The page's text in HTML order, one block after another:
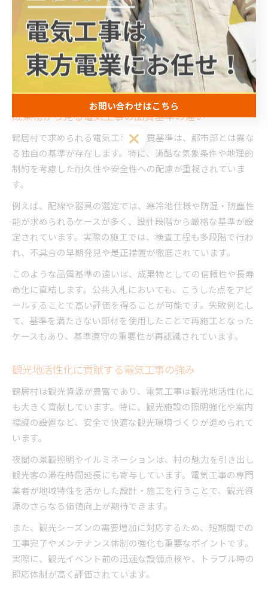
計が徹底されています。
こうした配慮は、鶴居村の自然環境保全と電気工事の両立を
実現し、地域社会からの信頼獲得につながっています。実際
の事例では、工事後の現場復旧や清掃活動を徹底すること
で、住民や観光客にも好印象を与えています。
成果物から見る電気工事の品質基準の違い
鶴居村で求められる電気工事の品質基準は、都市部とは異な
る独自の基準が存在します。特に、過酷な気象条件や地理的
制約を考慮した耐久性や安全性への配慮が重視されていま
す。
例えば、配線や器具の選定では、寒冷地仕様や防湿・防塵性
能が求められるケースが多く、設計段階から厳格な基準が設
定されています。実際の施工では、検査工程も多段階で行わ
れ、不具合の早期発見や是正措置が徹底されています。
このような品質基準の違いは、成果物としての信頼性や長寿
命化に直結します。公共入札においても、こうした点をアピ
ールすることで高い評価を得ることが可能です。失敗例とし
て、基準を満たさない部材を使用したことで再施工となった
ケースもあり、基準遵守の重要性が再認識されています。
観光地活性化に貢献する電気工事の強み
鶴居村は観光資源が豊富であり、電気工事は観光地活性化に
も大きく貢献しています。特に、観光施設の照明強化や案内
標識の設置など、安全で快適な観光環境づくりが進められて
います。
夜間の景観照明やイルミネーションは、村の魅力を引き出し
観光客の滞在時間延長にも寄与しています。電気工事の専門
業者が地域特性を活かした設計・施工を行うことで、観光資
源のさらなる価値向上が期待できます。
また、観光シーズンの需要増加に対応するため、短期間での
工事完了やメンテナンス体制の強化も重要なポイントです。
実際に、観光イベント前の迅速な設備点検や、トラブル時の
即応体制が高く評価されています。
お問い合わせはこちら
お問い合わせはこちら